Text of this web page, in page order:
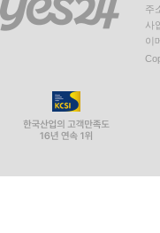
주
사
이